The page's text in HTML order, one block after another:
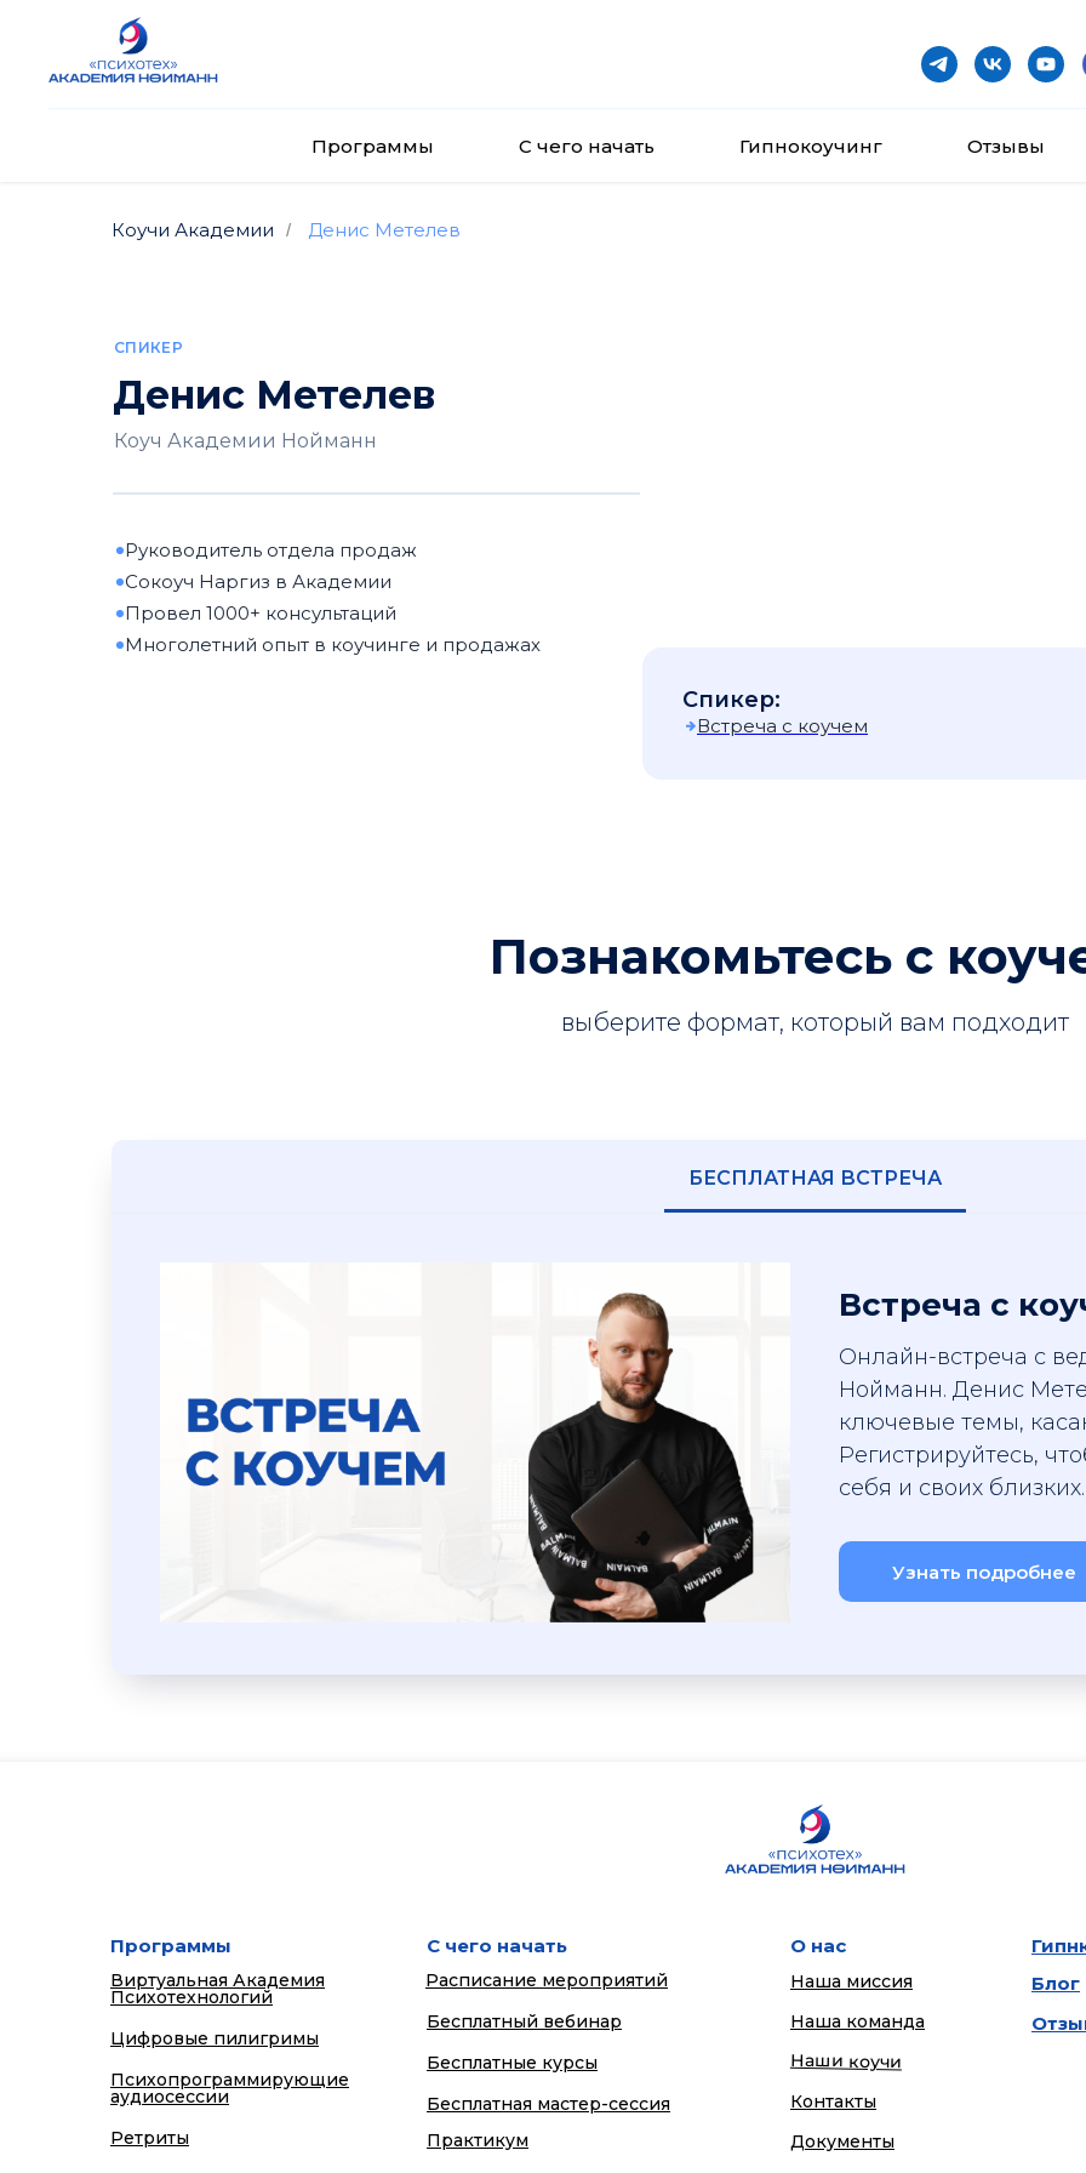
Программы С чего начать Гипнокоучинг Отзывы
Коучи Академии / Денис Метелев
СПИКЕР
Денис Метелев
Коуч Академии Нойманн
Руководитель отдела продаж
Сокоуч Наргиз в Академии
Провел 1000+ консультаций
Многолетний опыт в коучинге и продажах
Спикер:
Встреча с коучем
Познакомьтесь с
выберите формат, который вам подходит
БЕСПЛАТНАЯ ВСТРЕЧА
Встреча с
Онлайн-встреча с
Нойманн. Денис
ключевые темы,
Регистрируйтесь,
себя и своих близких.
Узнать подробнее
Расписание мероприятий
Бесплатные курсы
Бесплатный вебинар
С чего начать
Бесплатная мастер-сессия
Практикум
Блог
Программы
Виртуальная Академия
Психотехнологий
Психопрограммирующие
аудиосессии
Ретриты
Цифровые пилигримы
Наша команда
Наша миссия
О нас
Наши коучи
Контакты
Документы